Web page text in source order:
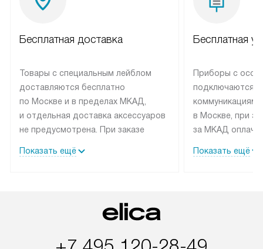
Бесплатная доставка
Товары с специальным лейблом
доставляются бесплатно
по Москве и в пределах МКАД,
и отдельная доставка аксессуаров
не предусмотрена. При заказе
рекомендуем обсудить
со статусом «В наличии» могут
быть отправлены покупателю
интересен товар «Под заказ»,
Показать ещё
Бесплатная
Приборы с
подключаются к
коммуникациям
в Москве, при
за МКАД
партнера
по монтажу
Показать ещё